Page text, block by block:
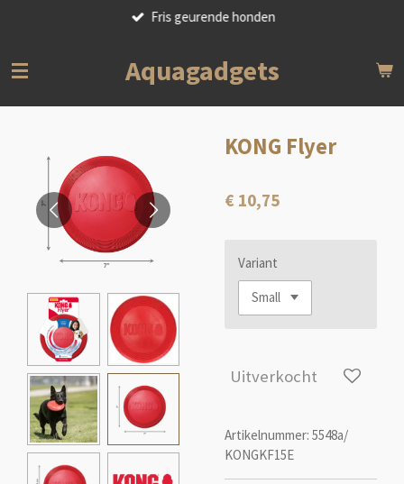
de
Fris geurende honden
Aquagadgets
KONG Flyer
€ 10,75
Variant
Uitverkocht
Artikelnummer: 5548a/
KONGKF15E